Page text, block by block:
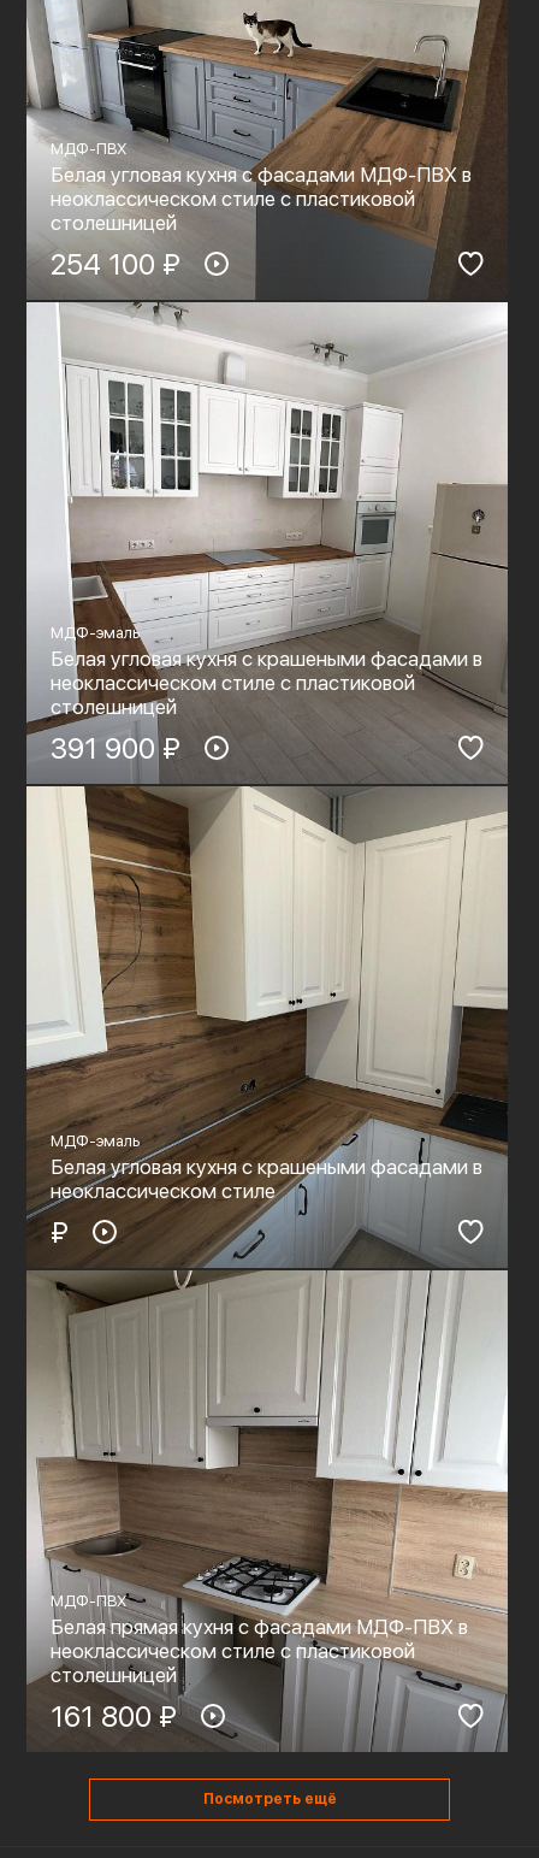
МДФ-ПВХ
Белая угловая кухня с фасадами МДФ-ПВХ в
неоклассическом стиле с пластиковой
столешницей
254 100 ₽
МДФ-эмаль
Белая угловая кухня с крашеными фасадами в
неоклассическом стиле с пластиковой
столешницей
391 900 ₽
МДФ-эмаль
Белая угловая кухня с крашеными фасадами в
неоклассическом стиле
₽
МДФ-ПВХ
Белая прямая кухня с фасадами МДФ-ПВХ в
неоклассическом стиле с пластиковой
столешницей
161 800 ₽
Посмотреть ещё